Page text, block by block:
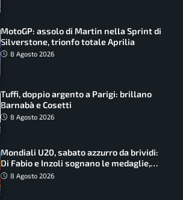
MotoGP: assolo di Martin nella Sprint di
Silverstone, trionfo totale Aprilia
8 Agosto 2026
Tuffi, doppio argento a Parigi: brillano
Barnabà e Cosetti
8 Agosto 2026
Mondiali U20, sabato azzurro da brividi:
Di Fabio e Inzoli sognano le medaglie,
Castellani e Succo in finale
8 Agosto 2026